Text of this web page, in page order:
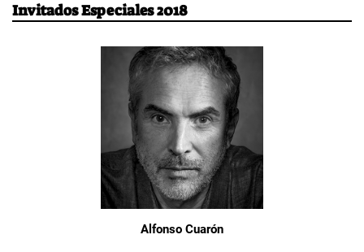
Invitados Especiales 2018
Alfonso Cuarón